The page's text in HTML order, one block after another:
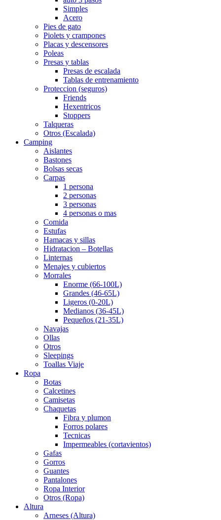
Simples
Acero
Pies de gato
Piolets y crampones
Placas y descensores
Poleas
Presas y tablas
Presas de escalada
Tablas de entrenamiento
Proteccion (seguros)
Friends
Hexentricos
Stoppers
Talqueras
Otros (Escalada)
Camping
Aislantes
Bastones
Bolsas secas
Carpas
1 persona
2 personas
3 personas
4 personas o mas
Comida
Estufas
Hamacas y sillas
Hidratacion – Botellas
Linternas
Menajes y cubiertos
Morrales
Enorme (66-100L)
Grandes (46-65L)
Ligeros (0-20L)
Medianos (36-45L)
Pequeños (21-35L)
Navajas
Ollas
Otros
Sleepings
Toallas Viaje
Ropa
Botas
Calcetines
Camisetas
Chaquetas
Fibra y plumon
Forros polares
Tecnicas
Impermeables (cortavientos)
Gafas
Gorros
Guantes
Pantalones
Ropa Interior
Otros (Ropa)
Altura
Arneses (Altura)